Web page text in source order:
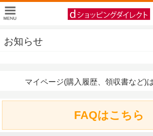
お知らせ
マイページ(購入履歴、領収書など)
FAQはこちら